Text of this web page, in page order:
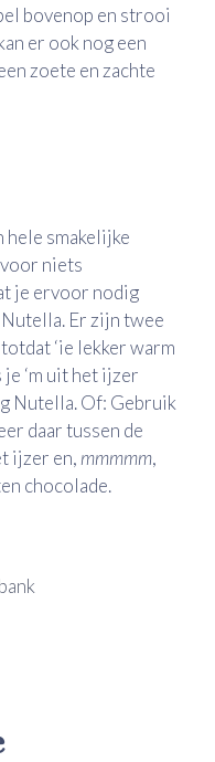
bovenop en strooi
er ook nog een
zoete en zachte
hele smakelijke
niets
je ervoor nodig
Er zijn twee
‘ie lekker warm
je ‘m uit het ijzer
Nutella. Of: Gebruik
daar tussen de
ijzer en, mmmmm,
chocolade.